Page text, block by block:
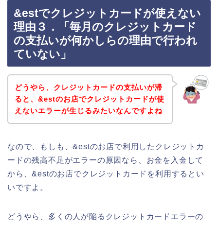
&estでクレジットカードが使えない
理由３．「毎月のクレジットカード
の支払いが何かしらの理由で行われ
ていない」
どうやら、クレジットカードの支払いが滞
ると、&estのお店でクレジットカードが使
えないエラーが生じるみたいなんですよね
なので、もしも、&estのお店で利用したクレジットカ
ードの残高不足がエラーの原因なら、お金を入金して
から、&estのお店でクレジットカードを利用するとい
いですよ。
どうやら、多くの人が陥るクレジットカードエラーの